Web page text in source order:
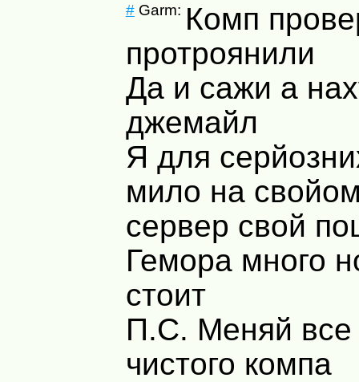
#Garm: Комп
протроянили
Да и сажи а
джемайл
Я для
мило на
сервер свой
Гемора много
стоит
П.С. Меняй все
чистого компа